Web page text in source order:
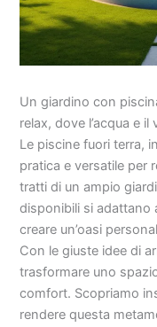
Un giardino con
relax, dove l’acqua e
Le piscine fuori terra,
pratica e versatile per
tratti di un ampio
disponibili si adattano
creare un’oasi
Con le giuste idee di
trasformare uno
comfort. Scopriamo
rendere questa